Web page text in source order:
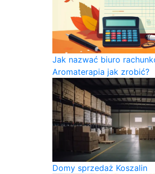
Jak nazwać biuro
Aromaterapia jak zrobić?
Domy sprzedaż Koszalin